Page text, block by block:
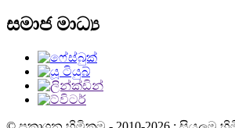
සමාජ මාධ්‍ය